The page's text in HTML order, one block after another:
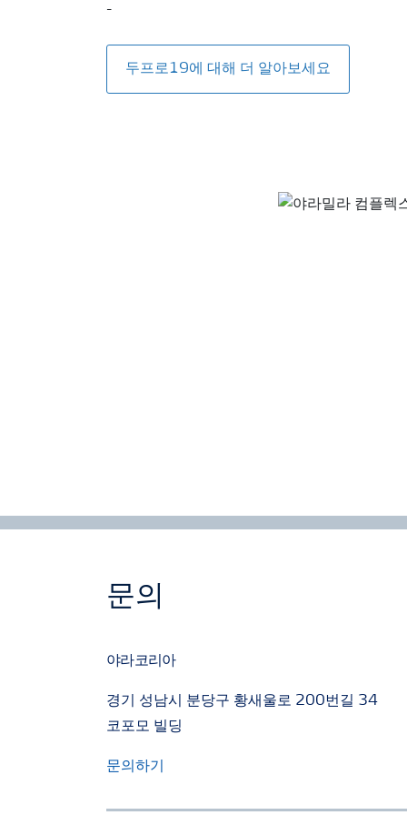
-
두프로19에 대해 더 알아보세요
문의
야라코리아
경기 성남시 분당구 황새울로 200번길 34
코포모 빌딩
문의하기